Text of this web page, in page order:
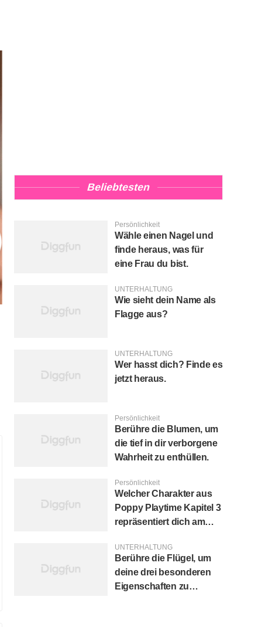
Beliebtesten
Persönlichkeit
Wähle einen Nagel und
finde heraus, was für
eine Frau du bist.
UNTERHALTUNG
Wie sieht dein Name als
Flagge aus?
UNTERHALTUNG
Wer hasst dich? Finde es
jetzt heraus.
Persönlichkeit
Berühre die Blumen, um
die tief in dir verborgene
Wahrheit zu enthüllen.
Persönlichkeit
Welcher Charakter aus
Poppy Playtime Kapitel 3
repräsentiert dich am
UNTERHALTUNG
Berühre die Flügel, um
deine drei besonderen
Eigenschaften zu